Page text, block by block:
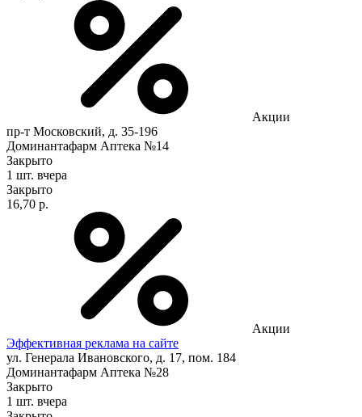
Акции
пр-т Московский, д. 35-196
Доминантафарм Аптека №14
Закрыто
1 шт. вчера
Закрыто
16,70 р.
Акции
Эффективная реклама на сайте
ул. Генерала Ивановского, д. 17, пом. 184
Доминантафарм Аптека №28
Закрыто
1 шт. вчера